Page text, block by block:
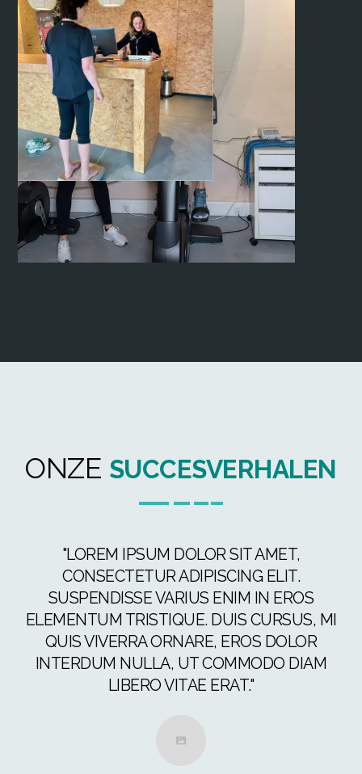
ONZE SUCCESVERHALEN
"LOREM IPSUM DOLOR SIT AMET,
CONSECTETUR ADIPISCING ELIT.
SUSPENDISSE VARIUS ENIM IN EROS
ELEMENTUM TRISTIQUE. DUIS CURSUS, MI
QUIS VIVERRA ORNARE, EROS DOLOR
INTERDUM NULLA, UT COMMODO DIAM
LIBERO VITAE ERAT."